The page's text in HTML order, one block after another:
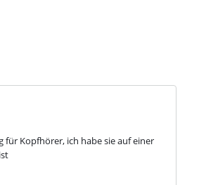
für Kopfhörer, ich habe sie auf einer